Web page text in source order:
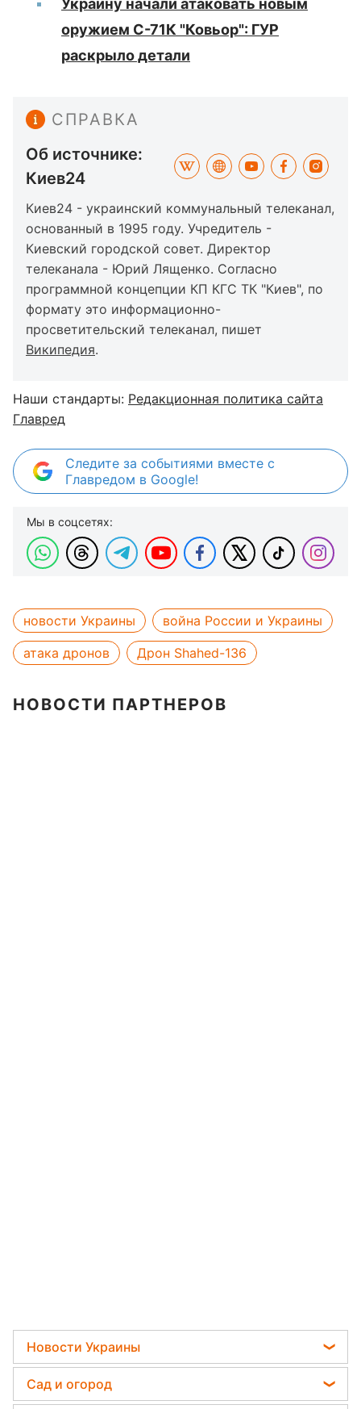
Украину начали атаковать новым
оружием С-71К "Ковьор": ГУР
раскрыло детали
СПРАВКА
Об источнике:
Киев24
Киев24 - украинский коммунальный телеканал,
основанный в 1995 году. Учредитель -
Киевский городской совет. Директор
телеканала - Юрий Лященко. Согласно
программной концепции КП КГС ТК "Киев", по
формату это информационно-
просветительский телеканал, пишет
Википедия.
Наши стандарты: Редакционная политика сайта
Главред
Следите за событиями вместе с
Главредом в Google!
Мы в соцсетях:
новости Украины
война России и Украины
атака дронов
Дрон Shahed-136
НОВОСТИ ПАРТНЕРОВ
Новости Украины
Отключения света
Телеграм новости Украины
Сад и огород